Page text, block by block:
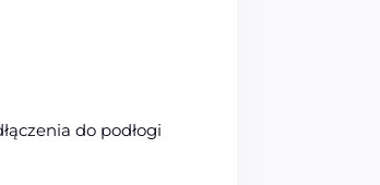
do podłogi